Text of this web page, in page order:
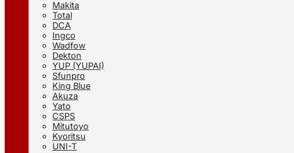
Makita
Total
DCA
Ingco
Wadfow
Dekton
YUP (YUPAI)
Sfunpro
King Blue
Akuza
Yato
CSPS
Mitutoyo
Kyoritsu
UNI-T